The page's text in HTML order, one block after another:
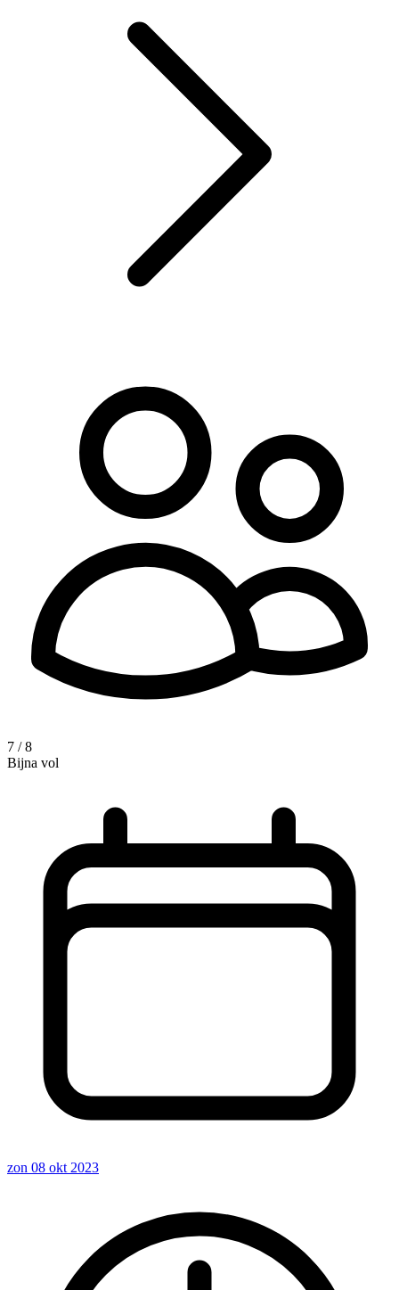
7 / 8
Bijna vol
zon 08 okt 2023